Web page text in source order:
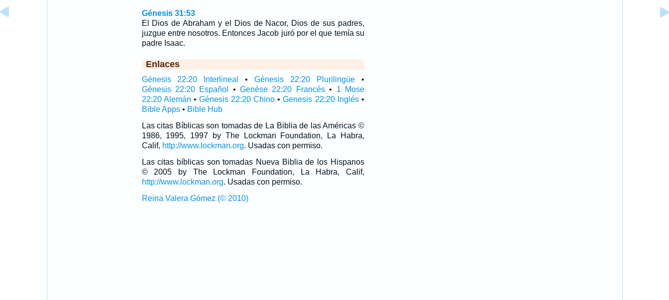
Génesis 31:53
El Dios de Abraham y el Dios de Nacor, Dios de sus padres,
juzgue entre nosotros. Entonces Jacob juró por el que temía su
padre Isaac.
Enlaces
Génesis 22:20 Interlineal •Génesis 22:20 Plurilingüe •
Génesis 22:20 Español
•Genèse 22:20 Francés• 1 Mose
22:20 Alemán • Génesis 22:20 Chino •Genesis 22:20 Inglés•
Bible Apps• Bible Hub
Las citas Bíblicas son tomadas de La Biblia de las Américas ©
1986, 1995, 1997 by The Lockman Foundation, La Habra,
Calif, http://www.lockman.org. Usadas con permiso.
Las citas bíblicas son tomadas Nueva Biblia de los Hispanos
© 2005 by The Lockman Foundation, La Habra, Calif,
http://www.lockman.org. Usadas con permiso.
Reina Valera Gómez (© 2010)